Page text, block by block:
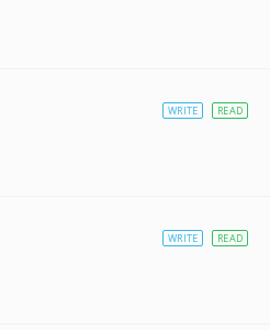
WRITE READ
WRITE READ